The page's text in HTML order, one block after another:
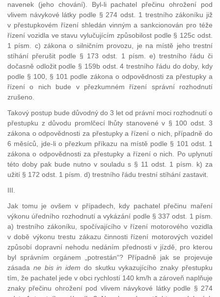
navenek (jeho chování). Byl-li pachatel přečinu ohrožení pod
vlivem návykové látky podle § 274 odst. 1 trestního zákoníku již
v přestupkovém řízení shledán vinným a sankcionován pro téže
řízení vozidla ve stavu vylučujícím způsobilost podle § 125c odst.
1 písm. c) zákona o silničním provozu, je na místě jeho trestní
stíhání přerušit podle § 173 odst. 1 písm. e) trestního řádu či
dočasně odložit podle § 159b odst. 4 trestního řádu do doby, kdy
podle § 100, § 101 podle zákona o odpovědnosti za přestupky a
řízení o nich bude v přezkumném řízení správní rozhodnutí
zrušeno.
Takový postup bude důvodný do 3 let od právní moci rozhodnutí o
přestupku z důvodu promlčecí lhůty stanovené v § 100 odst. 3
zákona o odpovědnosti za přestupky a řízení o nich, případně do
6 měsíců, jde-li o přezkum příkazu na místě podle § 101 odst. 1
zákona o odpovědnosti za přestupky a řízení o nich. Po uplynutí
této doby pak bude nutno v souladu s § 11 odst. 1 písm. k) za
užití § 172 odst. 1 písm. d) trestního řádu trestní stíhání zastavit.
III.
Jak tomu je ovšem v případech, kdy pachatel přečinu maření
výkonu úředního rozhodnutí a vykázání podle § 337 odst. 1 písm.
a) trestního zákoníku, spočívajícího v řízení motorového vozidla
v době výkonu trestu zákazu činnosti řízení motorových vozidel
způsobí dopravní nehodu nedáním přednosti v jízdě, pro kterou
byl správním orgánem „potrestán“? Případně jak se projevuje
zásada ne bis in idem do skutku vykazujícího znaky přestupku
tím, že pachatel jede v obci rychlostí 140 km/h a zároveň naplňuje
znaky přečinu ohrožení pod vlivem návykové látky podle § 274